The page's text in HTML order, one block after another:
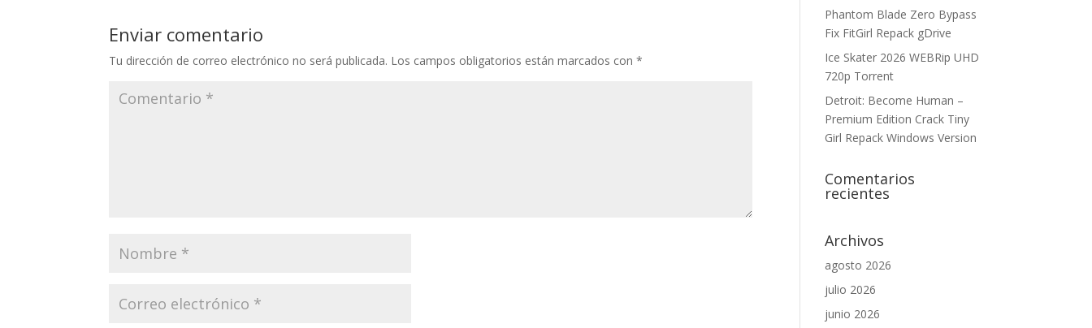
Enviar comentario
Tu dirección de correo electrónico no será publicada. Los campos obligatorios están marcados con*
Phantom Blade Zero Bypass
Fix FitGirl Repack gDrive
Ice Skater 2026 WEBRip UHD
720p Torrent
Detroit: Become Human –
Premium Edition Crack Tiny
Girl Repack Windows Version
Comentarios
recientes
Archivos
agosto 2026
julio 2026
junio 2026